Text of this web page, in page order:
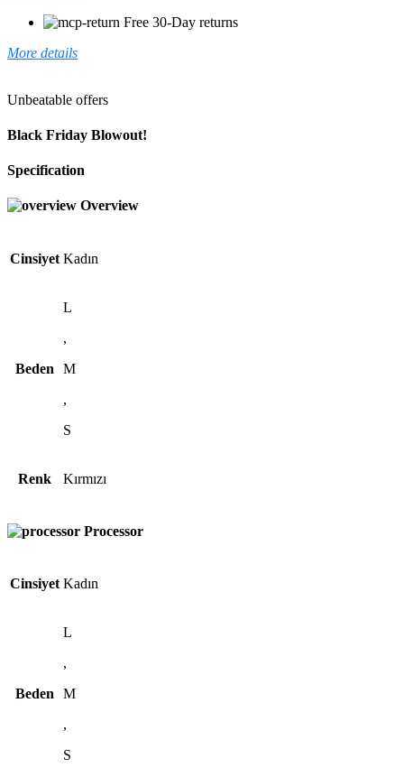
Free 30-Day returns
More details
Unbeatable offers
Black Friday Blowout!
Specification
Overview
Cinsiyet Kadın
Beden
L
,
M
,
S
Renk Kırmızı
Processor
Cinsiyet Kadın
Beden
L
,
M
,
S